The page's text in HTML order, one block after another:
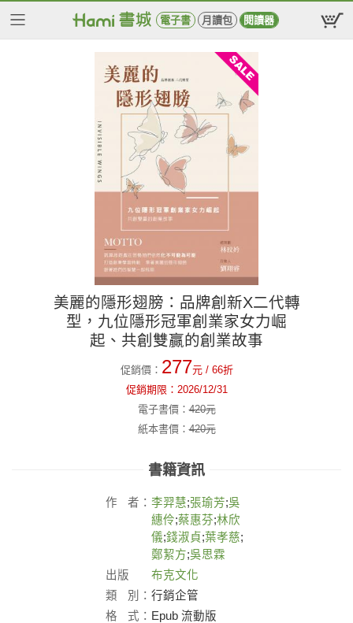
電子書 月讀包 閱讀器
美麗的隱形翅膀：品牌創新X二代轉
型，九位隱形冠軍創業家女力崛
起、共創雙贏的創業故事
促銷價： 277元 / 66折
促銷期限： 2026/12/31
電子書價：420元
紙本書價：420元
書籍資訊
作 者： 李羿慧;張瑜芳;吳
繐伶;蔡惠芬;林欣
儀;錢淑貞;葉孝慈;
鄭絜方;吳思霖
出版
社：
布克文化
類
別： 行銷企管
格
式： Epub 流動版